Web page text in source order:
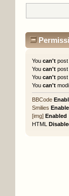
You can'tpost
You can'tpost
You can'tpost
You can't
BBCode
Smilies
[img] Enabled
HTML